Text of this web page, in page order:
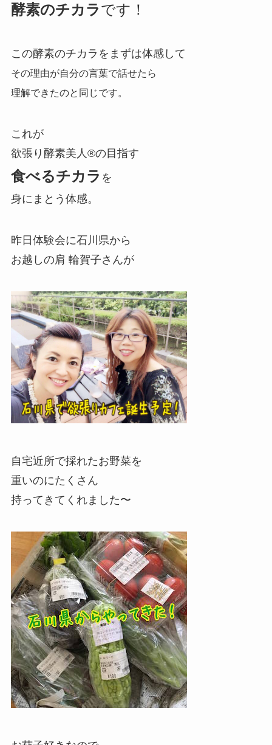
酵素のチカラです！
この酵素のチカラをまずは体感して
その理由が自分の言葉で話せたら
理解できたのと同じです。
これが
欲張り酵素美人®の目指す
食べるチカラ を
身にまとう体感。
昨日体験会に石川県から
お越しの肩 輪賀子さんが
自宅近所で採れたお野菜を
重いのにたくさん
持ってきてくれました〜